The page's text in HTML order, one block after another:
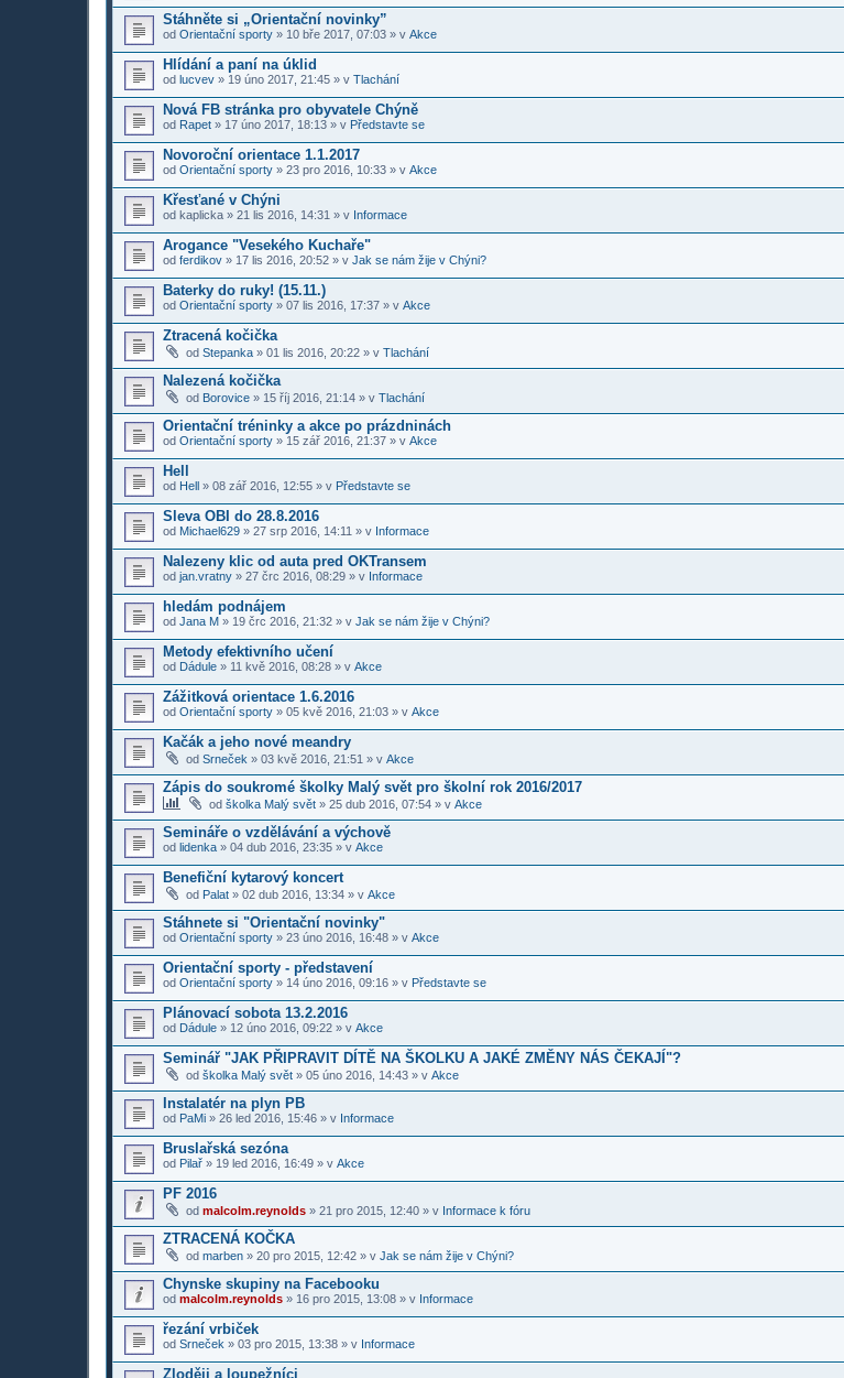
Stáhněte si „Orientační novinky”
od Orientační sporty » 10 bře 2017, 07:03 » v Akce
Hlídání a paní na úklid
od lucvev » 19 úno 2017, 21:45 » v Tlachání
Nová FB stránka pro obyvatele Chýně
od Rapet » 17 úno 2017, 18:13 » v Představte se
Novoroční orientace 1.1.2017
od Orientační sporty » 23 pro 2016, 10:33 » v Akce
Křesťané v Chýni
od kaplicka » 21 lis 2016, 14:31 » v Informace
Arogance "Vesekého Kuchaře"
od ferdikov » 17 lis 2016, 20:52 » v Jak se nám žije v Chýni?
Baterky do ruky! (15.11.)
od Orientační sporty » 07 lis 2016, 17:37 » v Akce
Ztracená kočička
od Stepanka » 01 lis 2016, 20:22 » v Tlachání
Nalezená kočička
od Borovice » 15 říj 2016, 21:14 » v Tlachání
Orientační tréninky a akce po prázdninách
od Orientační sporty » 15 zář 2016, 21:37 » v Akce
Hell
od Hell » 08 zář 2016, 12:55 » v Představte se
Sleva OBI do 28.8.2016
od Michael629 » 27 srp 2016, 14:11 » v Informace
Nalezeny klic od auta pred OKTransem
od jan.vratny » 27 črc 2016, 08:29 » v Informace
hledám podnájem
od Jana M » 19 črc 2016, 21:32 » v Jak se nám žije v Chýni?
Metody efektivního učení
od Dádule » 11 kvě 2016, 08:28 » v Akce
Zážitková orientace 1.6.2016
od Orientační sporty » 05 kvě 2016, 21:03 » v Akce
Kačák a jeho nové meandry
od Srneček » 03 kvě 2016, 21:51 » v Akce
Zápis do soukromé školky Malý svět pro školní rok 2016/2017
od školka Malý svět » 25 dub 2016, 07:54 » v Akce
Semináře o vzdělávání a výchově
od lidenka » 04 dub 2016, 23:35 » v Akce
Benefiční kytarový koncert
od Palat » 02 dub 2016, 13:34 » v Akce
Stáhnete si "Orientační novinky"
od Orientační sporty » 23 úno 2016, 16:48 » v Akce
Orientační sporty - představení
od Orientační sporty » 14 úno 2016, 09:16 » v Představte se
Plánovací sobota 13.2.2016
od Dádule » 12 úno 2016, 09:22 » v Akce
Seminář "JAK PŘIPRAVIT DÍTĚ NA ŠKOLKU A JAKÉ ZMĚNY NÁS ČEKAJÍ"?
od školka Malý svět » 05 úno 2016, 14:43 » v Akce
Instalatér na plyn PB
od PaMi » 26 led 2016, 15:46 » v Informace
Bruslařská sezóna
od Pilař » 19 led 2016, 16:49 » v Akce
PF 2016
od malcolm.reynolds » 21 pro 2015, 12:40 » v Informace k fóru
ZTRACENÁ KOČKA
od marben » 20 pro 2015, 12:42 » v Jak se nám žije v Chýni?
Chynske skupiny na Facebooku
od malcolm.reynolds » 16 pro 2015, 13:08 » v Informace
řezání vrbiček
od Srneček » 03 pro 2015, 13:38 » v Informace
Zloději a loupežníci